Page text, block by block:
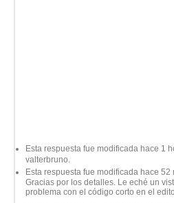
Esta respuesta fue modificada hace 1
valterbruno.
Esta respuesta fue modificada hace 52
Gracias por los detalles. Le eché un
problema con el código corto en el